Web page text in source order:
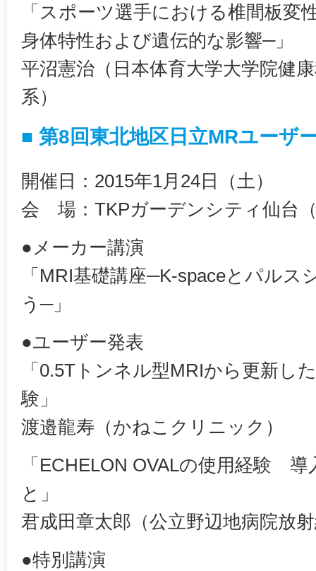
「スポーツ選手における椎間板変
身体特性および遺伝的な影響─」
平沼憲治（日本体育大学大学院健
系）
■ 第8回東北地区日立MRユーザ
開催日：2015年1月24日（土）
会 場：TKPガーデンシティ仙台
●メーカー講演
「MRI基礎講座─K-spaceとパルス
う─」
●ユーザー発表
「0.5Tトンネル型MRIから更新し
験」
渡邉龍寿（かねこクリニック）
「ECHELON OVALの使用経験
と」
君成田章太郎（公立野辺地病院放
●特別講演